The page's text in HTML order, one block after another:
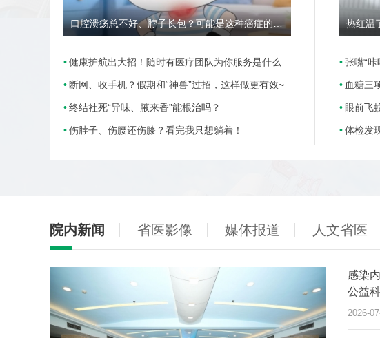
口腔溃疡总不好、脖子长包？可能是这种癌症的高危信号→
健康护航出大招！随时有医疗团队为你服务是什么样的体验？
断网、收手机？假期和“神兽”过招，这样做更有效~
终结社死“异味、腋来香”能根治吗？
伤脖子、伤腰还伤膝？看完我只想躺着！
张嘴“咔
血糖三
眼前飞
体检发
院内新闻 省医影像 媒体报道 人文省医
感染
公益
2026-